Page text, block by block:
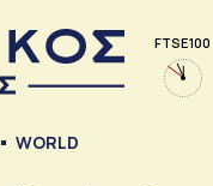
FTSE 100
WORLD